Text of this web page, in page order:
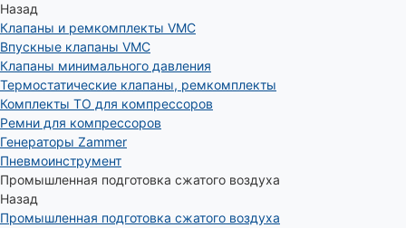
Назад
Клапаны и ремкомплекты VMC
Впускные клапаны VMC
Клапаны минимального давления
Термостатические клапаны, ремкомплекты
Комплекты ТО для компрессоров
Ремни для компрессоров
Генераторы Zammer
Пневмоинструмент
Промышленная подготовка сжатого воздуха
Назад
Промышленная подготовка сжатого воздуха